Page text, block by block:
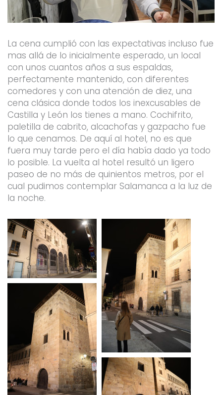
La cena cumplió con las expectativas incluso fue
mas allá de lo inicialmente esperado, un local
con unos cuantos años a sus espaldas,
perfectamente mantenido, con diferentes
comedores y con una atención de diez, una
cena clásica donde todos los inexcusables de
Castilla y León los tienes a mano. Cochifrito,
paletilla de cabrito, alcachofas y gazpacho fue
lo que cenamos. De aquí al hotel, no es que
fuera muy tarde pero el día había dado ya todo
lo posible. La vuelta al hotel resultó un ligero
paseo de no más de quinientos metros, por el
cual pudimos contemplar Salamanca a la luz de
la noche.